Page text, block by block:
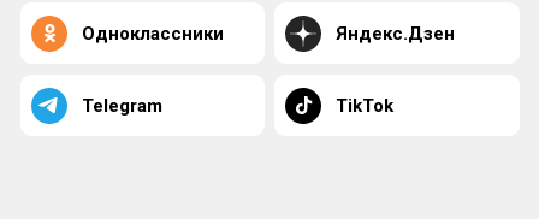
Одноклассники Яндекс.Дзен
Telegram TikTok